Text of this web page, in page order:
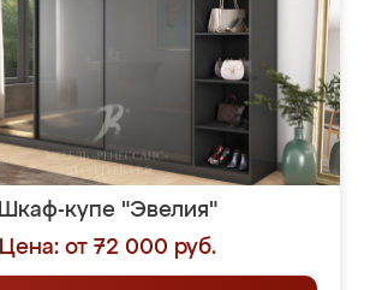
Шкаф-купе "Эвелия"
Цена: от 72 000 руб.